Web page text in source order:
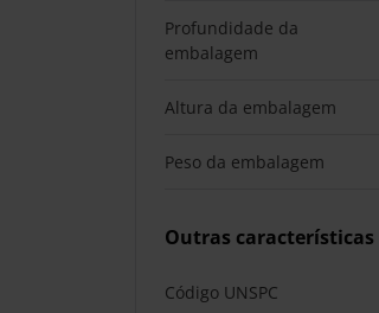
Profundidade da
embalagem
Altura da embalagem
Peso da embalagem
Outras características
Código UNSPC